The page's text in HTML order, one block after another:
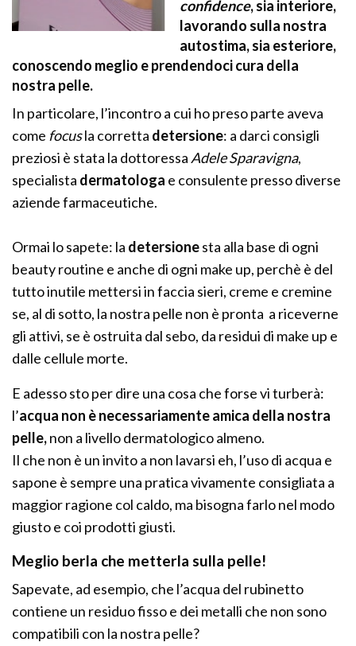
confidence, sia interiore,
lavorando sulla nostra
autostima, sia esteriore,
conoscendo meglio e prendendoci cura della
nostra pelle.
In particolare, l’incontro a cui ho preso parte aveva
come focusla corretta detersione: a darci consigli
preziosi è stata la dottoressa Adele Sparavigna,
specialista dermatologa e consulente presso diverse
aziende farmaceutiche.
Ormai lo sapete: la detersionesta alla base di ogni
beauty routine e anche di ogni make up, perchè è del
tutto inutile mettersi in faccia sieri, creme e cremine
se, al di sotto, la nostra pelle non è pronta a riceverne
gli attivi, se è ostruita dal sebo, da residui di make up e
dalle cellule morte.
E adesso sto per dire una cosa che forse vi turberà:
l’acqua non è necessariamente amica della nostra
pelle,non a livello dermatologico almeno.
Il che non è un invito a non lavarsi eh, l’uso di acqua e
sapone è sempre una pratica vivamente consigliata a
maggior ragione col caldo, ma bisogna farlo nel modo
giusto e coi prodotti giusti.
Meglio berla che metterla sulla pelle!
Sapevate, ad esempio, che l’acqua del rubinetto
contiene un residuo fisso e dei metalli che non sono
compatibili con la nostra pelle?